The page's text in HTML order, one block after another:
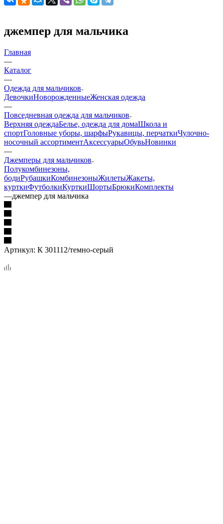
джемпер для мальчика
Главная
—
Каталог
—
Одежда для мальчиков
ДевочкиНоворожденныеЖенская одежда
—
Повседневная одежда для мальчиков
Верхняя одеждаБелье, одежда для домаШкола и
спортГоловные уборы, шарфыРукавицы, перчаткиЧулочно-
носочный ассортиментАксессуарыОбувьНовинки
—
Джемперы для мальчиков
Полукомбинезоны,
бодиРубашкиКомбинезоныЖилетыЖакеты,
курткиФутболкиКурткиШортыБрюкиКомплекты
—джемпер для мальчика
Артикул: К 301112/темно-серый